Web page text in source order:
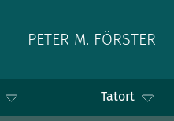
PETER M. FÖRSTER
Tatort